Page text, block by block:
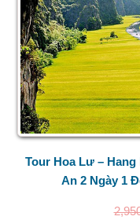
Tour Hoa Lư – Hang
An 2 Ngày 1